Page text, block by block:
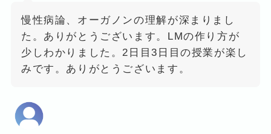
慢性病論、オーガノンの理解が深まりまし
た。ありがとうございます。LMの作り方が
少しわかりました。2日目3日目の授業が楽し
みです。ありがとうございます。